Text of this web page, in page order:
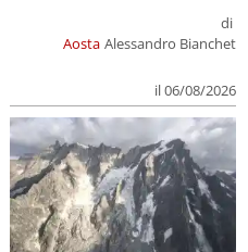
Aosta
di
Alessandro Bianchet
il 06/08/2026